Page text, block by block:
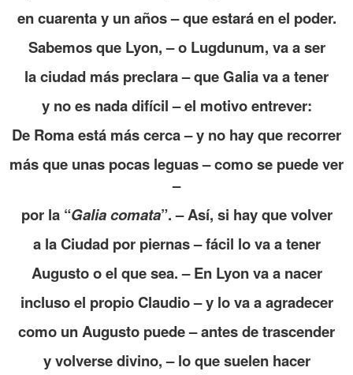
en cuarenta y un años – que estará en el poder.
Sabemos que Lyon, – o Lugdunum, va a ser
la ciudad más preclara – que Galia va a tener
y no es nada difícil – el motivo entrever:
De Roma está más cerca – y no hay que recorrer
más que unas pocas leguas – como se puede ver
–
por la “Galia comata”. – Así, si hay que volver
a la Ciudad por piernas – fácil lo va a tener
Augusto o el que sea. – En Lyon va a nacer
incluso el propio Claudio – y lo va a agradecer
como un Augusto puede – antes de trascender
y volverse divino, – lo que suelen hacer